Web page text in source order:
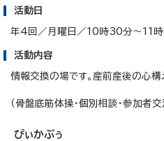
活動日
年4回／月曜日／10時30分～11
活動内容
情報交換の場です。産前産後の心構
（骨盤底筋体操・個別相談・参加者交
ぴぃかぶぅ